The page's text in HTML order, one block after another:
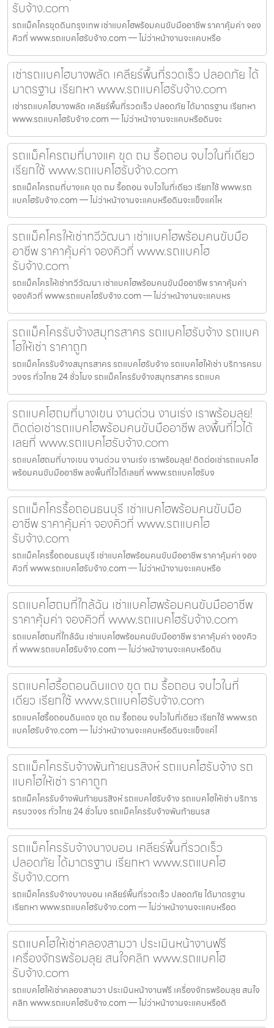
รับจ้าง.com
รถแม็คโครขุดดินกรุงเทพ เช่าแบคโฮพร้อมคนขับมืออาชีพ ราคาคุ้มค่า จอง
คิวที่ www.รถแบคโฮรับจ้าง.com — ไม่ว่าหน้างานจะแคบหรือ
เช่ารถแบคโฮบางพลัด เคลียร์พื้นที่รวดเร็ว ปลอดภัย ได้
มาตรฐาน เรียกหา www.รถแบคโฮรับจ้าง.com
เช่ารถแบคโฮบางพลัด เคลียร์พื้นที่รวดเร็ว ปลอดภัย ได้มาตรฐาน เรียกหา
www.รถแบคโฮรับจ้าง.com — ไม่ว่าหน้างานจะแคบหรือดินจะ
รถแม็คโครถมที่บางแค ขุด ถม รื้อถอน จบไวในที่เดียว
เรียกใช้ www.รถแบคโฮรับจ้าง.com
รถแม็คโครถมที่บางแค ขุด ถม รื้อถอน จบไวในที่เดียว เรียกใช้ www.รถ
แบคโฮรับจ้าง.com — ไม่ว่าหน้างานจะแคบหรือดินจะแข็งแค่ไห
รถแม็คโครให้เช่าทวีวัฒนา เช่าแบคโฮพร้อมคนขับมือ
อาชีพ ราคาคุ้มค่า จองคิวที่ www.รถแบคโฮ
รับจ้าง.com
รถแม็คโครให้เช่าทวีวัฒนา เช่าแบคโฮพร้อมคนขับมืออาชีพ ราคาคุ้มค่า
จองคิวที่ www.รถแบคโฮรับจ้าง.com — ไม่ว่าหน้างานจะแคบหร
รถแม็คโครรับจ้างสมุทรสาคร รถแบคโฮรับจ้าง รถแบค
โฮให้เช่า ราคาถูก
รถแม็คโครรับจ้างสมุทรสาคร รถแบคโฮรับจ้าง รถแบคโฮให้เช่า บริการครบ
วงจร ทั่วไทย 24 ชั่วโมง รถแม็คโครรับจ้างสมุทรสาคร รถแบค
รถแบคโฮถมที่บางเขน งานด่วน งานเร่ง เราพร้อมลุย!
ติดต่อเช่ารถแบคโฮพร้อมคนขับมืออาชีพ ลงพื้นที่ไวได้
เลยที่ www.รถแบคโฮรับจ้าง.com
รถแบคโฮถมที่บางเขน งานด่วน งานเร่ง เราพร้อมลุย! ติดต่อเช่ารถแบคโฮ
พร้อมคนขับมืออาชีพ ลงพื้นที่ไวได้เลยที่ www.รถแบคโฮรับจ
รถแม็คโครรื้อถอนธนบุรี เช่าแบคโฮพร้อมคนขับมือ
อาชีพ ราคาคุ้มค่า จองคิวที่ www.รถแบคโฮ
รับจ้าง.com
รถแม็คโครรื้อถอนธนบุรี เช่าแบคโฮพร้อมคนขับมืออาชีพ ราคาคุ้มค่า จอง
คิวที่ www.รถแบคโฮรับจ้าง.com — ไม่ว่าหน้างานจะแคบหรือ
รถแบคโฮถมที่ใกล้ฉัน เช่าแบคโฮพร้อมคนขับมืออาชีพ
ราคาคุ้มค่า จองคิวที่ www.รถแบคโฮรับจ้าง.com
รถแบคโฮถมที่ใกล้ฉัน เช่าแบคโฮพร้อมคนขับมืออาชีพ ราคาคุ้มค่า จองคิว
ที่ www.รถแบคโฮรับจ้าง.com — ไม่ว่าหน้างานจะแคบหรือดิน
รถแบคโฮรื้อถอนดินแดง ขุด ถม รื้อถอน จบไวในที่
เดียว เรียกใช้ www.รถแบคโฮรับจ้าง.com
รถแบคโฮรื้อถอนดินแดง ขุด ถม รื้อถอน จบไวในที่เดียว เรียกใช้ www.รถ
แบคโฮรับจ้าง.com — ไม่ว่าหน้างานจะแคบหรือดินจะแข็งแค่ไ
รถแม็คโครรับจ้างพันท้ายนรสิงห์ รถแบคโฮรับจ้าง รถ
แบคโฮให้เช่า ราคาถูก
รถแม็คโครรับจ้างพันท้ายนรสิงห์ รถแบคโฮรับจ้าง รถแบคโฮให้เช่า บริการ
ครบวงจร ทั่วไทย 24 ชั่วโมง รถแม็คโครรับจ้างพันท้ายนรส
รถแม็คโครรับจ้างบางบอน เคลียร์พื้นที่รวดเร็ว
ปลอดภัย ได้มาตรฐาน เรียกหา www.รถแบคโฮ
รับจ้าง.com
รถแม็คโครรับจ้างบางบอน เคลียร์พื้นที่รวดเร็ว ปลอดภัย ได้มาตรฐาน
เรียกหา www.รถแบคโฮรับจ้าง.com — ไม่ว่าหน้างานจะแคบหรือด
รถแบคโฮให้เช่าคลองสามวา ประเมินหน้างานฟรี
เครื่องจักรพร้อมลุย สนใจคลิก www.รถแบคโฮ
รับจ้าง.com
รถแบคโฮให้เช่าคลองสามวา ประเมินหน้างานฟรี เครื่องจักรพร้อมลุย สนใจ
คลิก www.รถแบคโฮรับจ้าง.com — ไม่ว่าหน้างานจะแคบหรือดิ